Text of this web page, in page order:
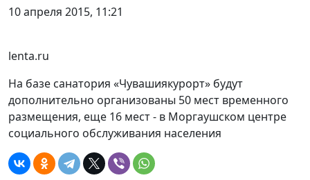
10 апреля 2015, 11:21
lenta.ru
На базе санатория «Чувашиякурорт» будут
дополнительно организованы 50 мест временного
размещения, еще 16 мест - в Моргаушском центре
социального обслуживания населения